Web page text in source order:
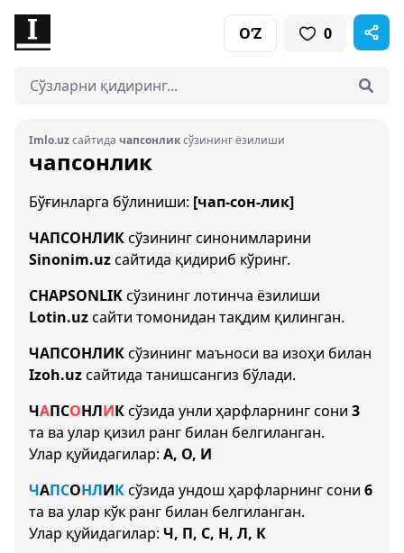
O‘Z 0
Imlo.uzсайтида чапсонликсўзининг ёзилиши
чапсонлик
Бўғинларга бўлиниши: [чап-сон-лик]
ЧАПСОНЛИКсўзининг синонимларини
Sinonim.uzсайтида қидириб кўринг.
CHAPSONLIKсўзининг лотинча ёзилиши
Lotin.uzсайти томонидан тақдим қилинган.
ЧАПСОНЛИКсўзининг маъноси ва изоҳи билан
Izoh.uzсайтида танишсангиз бўлади.
ЧАПСОНЛИКсўзида унли ҳарфларнинг сони 3
та ва улар қизил ранг билан белгиланган.
Улар қуйидагилар: А, О, И
ЧАПСОНЛИКсўзида ундош ҳарфларнинг сони 6
та ва улар кўк ранг билан белгиланган.
Улар қуйидагилар: Ч, П, С, Н, Л, К